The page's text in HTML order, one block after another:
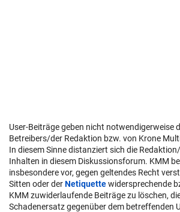
User-Beiträge geben nicht notwendigerweise
Betreibers/der Redaktion bzw. von Krone
In diesem Sinne distanziert sich die
Inhalten in diesem Diskussionsforum. KMM
insbesondere vor, gegen geltendes Recht
Sitten oder derNetiquettewidersprechende
KMM zuwiderlaufende Beiträge zu löschen,
Schadenersatz gegenüber dem betreffenden